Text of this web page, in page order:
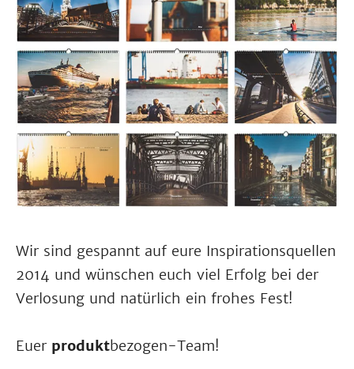
Wir sind gespannt auf eure Inspirationsquellen
2014 und wünschen euch viel Erfolg bei der
Verlosung und natürlich ein frohes Fest!
Euer produktbezogen-Team!